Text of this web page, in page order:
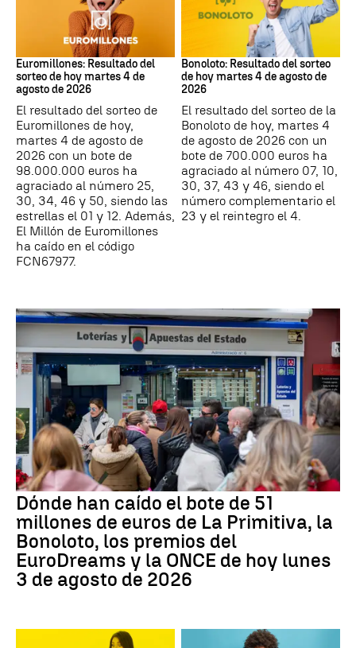
Euromillones
Euromillones: Resultado del
sorteo de hoy martes 4 de
agosto de 2026
El resultado del sorteo de
Euromillones de hoy,
martes 4 de agosto de
2026 con un bote de
98.000.000 euros ha
agraciado al número 25,
30, 34, 46 y 50, siendo las
estrellas el 01 y 12. Además,
El Millón de Euromillones
ha caído en el código
FCN67977.
Bonoloto: Resultado del sorteo
de hoy martes 4 de agosto de
2026
El resultado del sorteo de la
Bonoloto de hoy, martes 4
de agosto de 2026 con un
bote de 700.000 euros ha
agraciado al número 07, 10,
30, 37, 43 y 46, siendo el
número complementario el
23 y el reintegro el 4.
Dónde han caído el bote de 51
millones de euros de La Primitiva, la
Bonoloto, los premios del
EuroDreams y la ONCE de hoy lunes
3 de agosto de 2026